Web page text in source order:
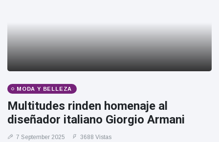
Halloween -
31 de
octubre!
Großmutter
feiert ihren
99.
Geburtstag
Vistas
MODA Y BELLEZA
Multitudes rinden homenaje al
diseñador italiano Giorgio Armani
7 September 2025 3688 Vistas